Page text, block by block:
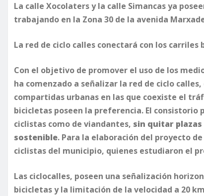
La calle Xocolaters y la calle Simancas ya
trabajando en la Zona 30 de la avenida
La red de ciclo calles conectará con los carriles
Con el objetivo de promover el uso de los
ha comenzado a señalizar la red de ciclo
compartidas urbanas en las que coexiste el
bicicletas poseen la preferencia. El
ciclistas como de viandantes, sin quitar
sostenible. Para la elaboración del proyecto
ciclistas del municipio, quienes estudiaron el
Las ciclocalles, poseen una señalización
bicicletas y la limitación de la velocidad a 20